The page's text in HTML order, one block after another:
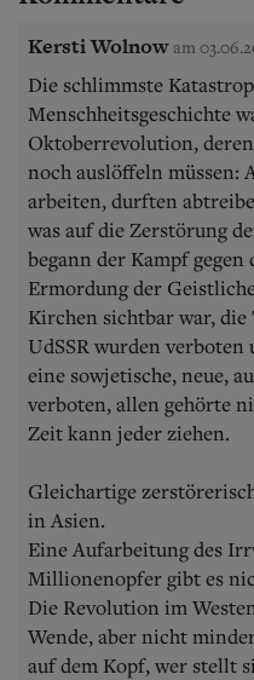
Kersti Wolnow am
Die schlimmste
Menschheitsgeschichte
Oktoberrevolution,
noch auslöffeln müssen:
arbeiten, durften
was auf die Zerstörung
begann der Kampf
Ermordung der
Kirchen sichtbar war,
UdSSR wurden
eine sowjetische, neue,
verboten, allen gehörte
Zeit kann jeder ziehen.
Gleichartige
in Asien.
Eine Aufarbeitung des
Millionenopfer gibt es
Die Revolution im
Wende, aber nicht
auf dem Kopf, wer stellt